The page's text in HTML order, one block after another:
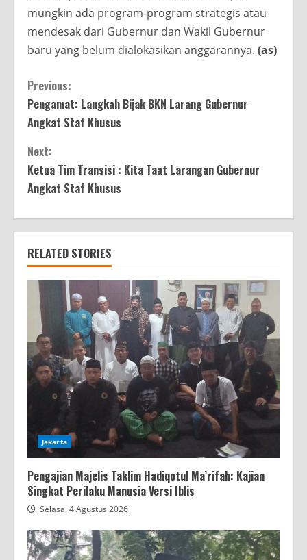
mungkin ada program-program strategis atau
mendesak dari Gubernur dan Wakil Gubernur
baru yang belum dialokasikan anggarannya. (as)
Continue
Reading
Previous:
Pengamat: Langkah Bijak BKN Larang Gubernur
Angkat Staf Khusus
Next:
Ketua Tim Transisi : Kita Taat Larangan Gubernur
Angkat Staf Khusus
RELATED STORIES
Jakarta
Pengajian Majelis Taklim Hadiqotul Ma’rifah: Kajian
Singkat Perilaku Manusia Versi Iblis
Selasa, 4 Agustus 2026